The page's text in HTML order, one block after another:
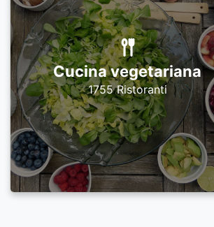
Cucina vegetariana
1755 Ristoranti